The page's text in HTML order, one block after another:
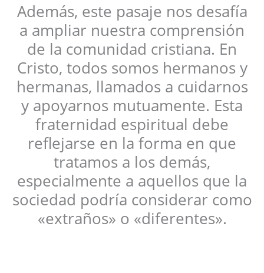
Además, este pasaje nos desafía
a ampliar nuestra comprensión
de la comunidad cristiana. En
Cristo, todos somos hermanos y
hermanas, llamados a cuidarnos
y apoyarnos mutuamente. Esta
fraternidad espiritual debe
reflejarse en la forma en que
tratamos a los demás,
especialmente a aquellos que la
sociedad podría considerar como
«extraños» o «diferentes».